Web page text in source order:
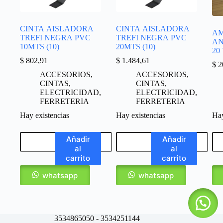
CINTA AISLADORA
TREFI NEGRA PVC
10MTS (10)
$ 802,91
ACCESORIOS,
CINTAS,
ELECTRICIDAD,
FERRETERIA
Hay existencias
Añadir
al
carrito
whatsapp
CINTA AISLADORA
TREFI NEGRA PVC
20MTS (10)
$ 1.484,61
ACCESORIOS,
CINTAS,
ELECTRICIDAD,
FERRETERIA
Hay existencias
Añadir
al
carrito
whatsapp
20
$
3534865050 - 3534251144